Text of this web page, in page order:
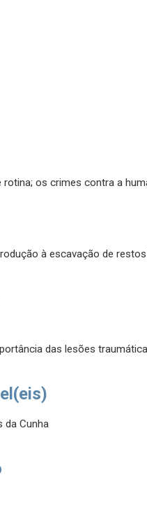
os crimes contra a
à escavação de
das lesões
da Cunha